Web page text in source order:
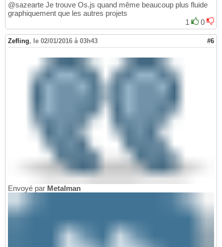
@sazearte Je trouve Os.js quand même beaucoup plus fluide
graphiquement que les autres projets
1
0
Zefling, le 02/01/2016 à 03h43 #6
Envoyé par Metalman